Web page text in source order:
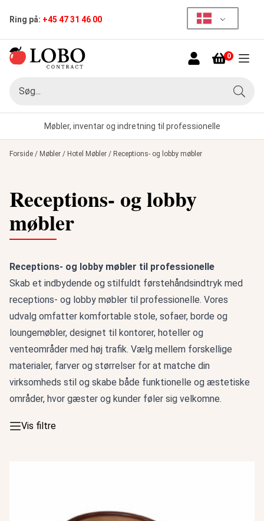
Ring på: +45 47 31 46 00
0
Menu
Søg
Møbler, inventar og indretning til professionelle
Forside / Møbler / Hotel Møbler / Receptions- og lobby møbler
Receptions- og lobby
møbler
Receptions- og lobby møbler til professionelle
Skab et indbydende og stilfuldt førstehåndsindtryk med
receptions- og lobby møbler til professionelle. Vores
udvalg omfatter komfortable stole, sofaer, borde og
loungemøbler, designet til kontorer, hoteller og
venteområder med høj trafik. Vælg mellem forskellige
materialer, farver og størrelser for at matche din
virksomheds stil og skabe både funktionelle og æstetiske
områder, hvor gæster og kunder føler sig velkomne.
Vis filtre